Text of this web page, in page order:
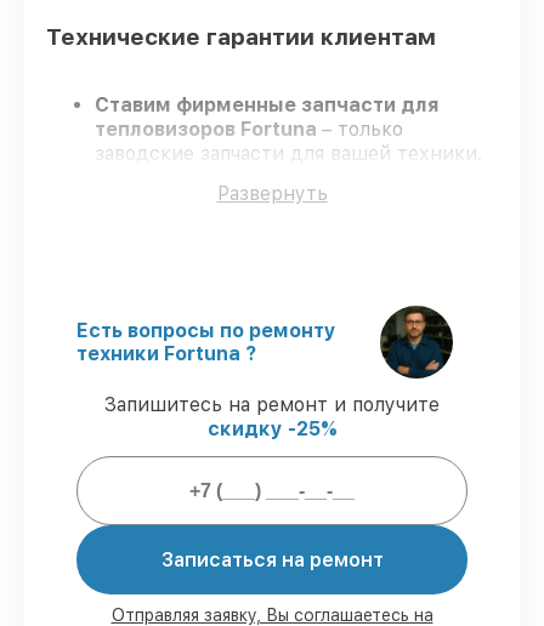
Технические гарантии клиентам
Ставим фирменные запчасти для
тепловизоров Fortuna – только
заводские запчасти для вашей техники.
серьезную проверку знаний и навыков,
оговоренные сроки.
Официальная гарантия
– на все услуги
и детали для тепловизоров Fortuna
предоставляется официальное
сопровождение.
Мы гарантируем:
работ по ремонту исполняются в
90%деталей Fortuna имеются в наличии
Развернуть
Есть вопросы по ремонту
техники Fortuna ?
Запишитесь на ремонт и получите
скидку -25%
Записаться на ремонт
Отправляя заявку, Вы соглашаетесь на